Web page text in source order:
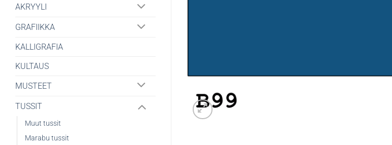
AKRYYLI
GRAFIIKKA
KALLIGRAFIA
KULTAUS
MUSTEET
TUSSIT
Muut tussit
Marabu tussit